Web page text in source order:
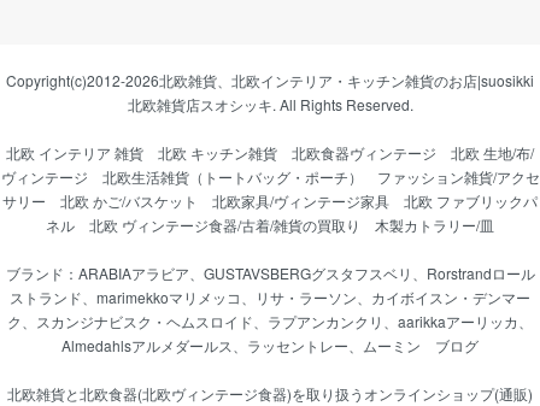
Copyright(c)2012-2026北欧雑貨、北欧インテリア・キッチン雑貨のお店|suosikki
北欧雑貨店スオシッキ. All Rights Reserved.
北欧 インテリア 雑貨 北欧 キッチン雑貨 北欧食器ヴィンテージ
北欧 生地/布/
ヴィンテージ
北欧生活雑貨（トートバッグ・ポーチ）
ファッション雑貨/アクセ
サリー
北欧 かご/バスケット 北欧家具/ヴィンテージ家具
北欧 ファブリックパ
ネル
北欧 ヴィンテージ食器/古着/雑貨の買取り 木製カトラリー/皿
ブランド： ARABIAアラビア GUSTAVSBERGグスタフスベリ
Rorstrandロール
ストランド
marimekkoマリメッコ リサ・ラーソン
カイボイスン・デンマー
ク
スカンジナビスク・ヘムスロイド ラプアンカンクリ aarikkaアーリッカ
Almedahlsアルメダールス
ラッセントレー ムーミン ブログ
北欧雑貨と北欧食器(北欧ヴィンテージ食器)を取り扱うオンラインショップ(通販)